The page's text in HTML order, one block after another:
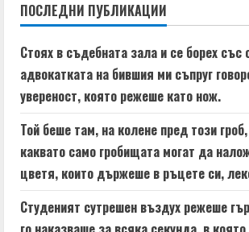
u
e
R
e
a
d
i
ПОСЛЕДНИ ПУБЛИКАЦИИ
Стоях в съдебната зала и се борех със
адвокатката на бившия ми съпруг
увереност, която режеше като нож.
Той беше там, на колене пред този
каквато само гробищата могат да
цветя, които държеше в ръцете си,
Студеният сутрешен въздух режеше